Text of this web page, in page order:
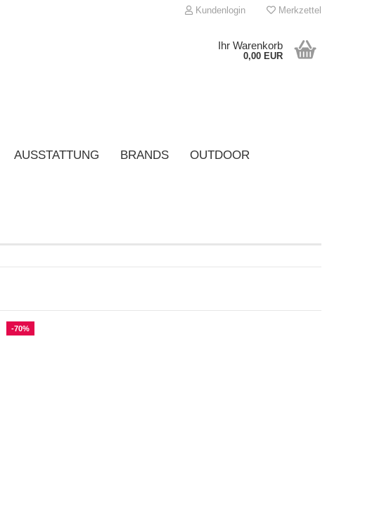
Kundenlogin Merkzettel
Ihr Warenkorb
0,00 EUR
AUSSTATTUNG BRANDS OUTDOOR
-70%